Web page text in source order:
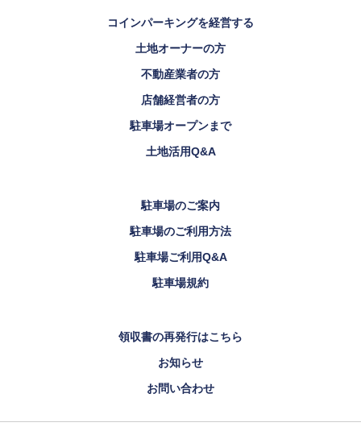
コインパーキングを経営する
土地オーナーの方
不動産業者の方
店舗経営者の方
駐車場オープンまで
土地活用Q&A
駐車場のご案内
駐車場のご利用方法
駐車場ご利用Q&A
駐車場規約
領収書の再発行はこちら
お知らせ
お問い合わせ